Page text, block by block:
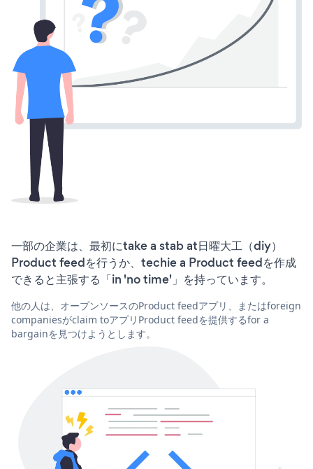
一部の企業は、最初にtake a stab at日曜大工（diy）
Product feedを行うか、techie a Product feedを作成
できると主張する「in 'no time'」を持っています。
他の人は、オープンソースのProduct feedアプリ、またはforeign
companiesがclaim toアプリProduct feedを提供するfor a
bargainを見つけようとします。